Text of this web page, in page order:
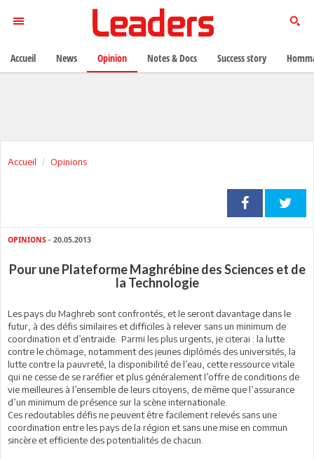
Accueil Opinions
OPINIONS - 20.05.2013
Pour une Plateforme Maghrébine des Sciences et de
la Technologie
Les pays du Maghreb sont confrontés, et le seront davantage dans le
futur, à des défis similaires et difficiles à relever sans un minimum de
coordination et d’entraide. Parmi les plus urgents, je citerai : la lutte
contre le chômage, notamment des jeunes diplômés des universités, la
lutte contre la pauvreté, la disponibilité de l’eau, cette ressource vitale
qui ne cesse de se raréfier et plus généralement l’offre de conditions de
vie meilleures à l’ensemble de leurs citoyens, de même que l’assurance
d’un minimum de présence sur la scène internationale.
Ces redoutables défis ne peuvent être facilement relevés sans une
coordination entre les pays de la région et sans une mise en commun
sincère et efficiente des potentialités de chacun.
Accueil News Opinion Notes & Docs Success story